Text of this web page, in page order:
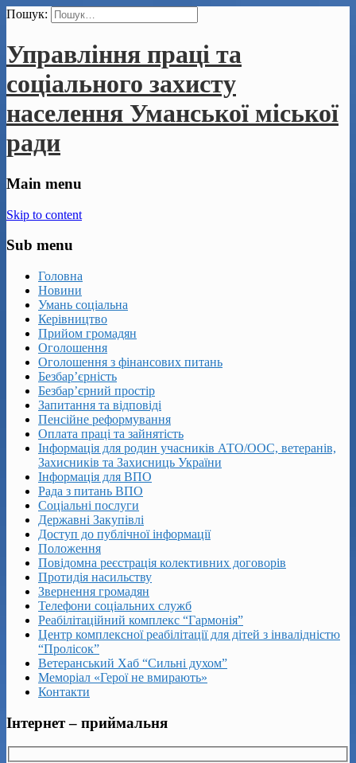
Пошук:
Управління праці та
соціального захисту
населення Уманської міської
ради
Main menu
Skip to content
Sub menu
Головна
Новини
Умань соціальна
Керівництво
Прийом громадян
Оголошення
Оголошення з фінансових питань
Безбар’єрність
Безбар’єрний простір
Запитання та відповіді
Пенсійне реформування
Оплата праці та зайнятість
Інформація для родин учасників АТО/ООС, ветеранів,
Захисників та Захисниць України
Інформація для ВПО
Рада з питань ВПО
Соціальні послуги
Державні Закупівлі
Доступ до публічної інформації
Положення
Повідомна реєстрація колективних договорів
Протидія насильству
Звернення громадян
Телефони соціальних служб
Реабілітаційний комплекс “Гармонія”
Центр комплексної реабілітації для дітей з інвалідністю
“Пролісок”
Ветеранський Хаб “Сильні духом”
Меморіал «Герої не вмирають»
Контакти
Інтернет – приймальня